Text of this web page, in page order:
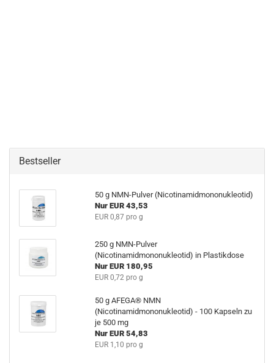
Bestseller
50 g NMN-Pulver (Nicotinamidmononukleotid)
Nur EUR 43,53
EUR 0,87 pro g
250 g NMN-Pulver
(Nicotinamidmononukleotid) in Plastikdose
Nur EUR 180,95
EUR 0,72 pro g
50 g AFEGA® NMN
(Nicotinamidmononukleotid) - 100 Kapseln zu
je 500 mg
Nur EUR 54,83
EUR 1,10 pro g